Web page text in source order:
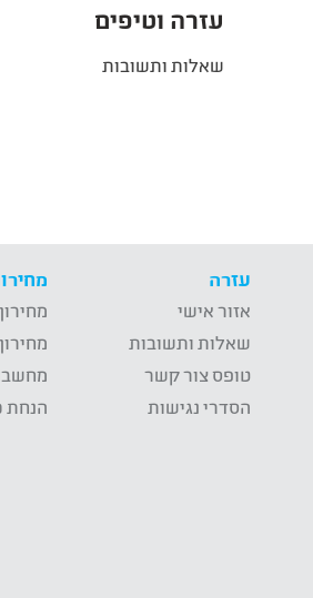
עזרה וטיפים
שאלות ותשובות
עזרה
אזור אישי
שאלות ותשובות
טופס צור קשר
הסדרי נגישות
הנחת